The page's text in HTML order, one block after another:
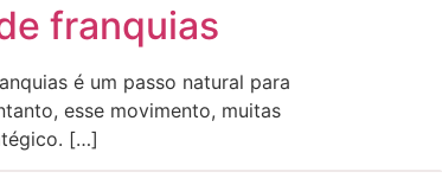
franquias
é um passo natural para
esse movimento, muitas
[…]